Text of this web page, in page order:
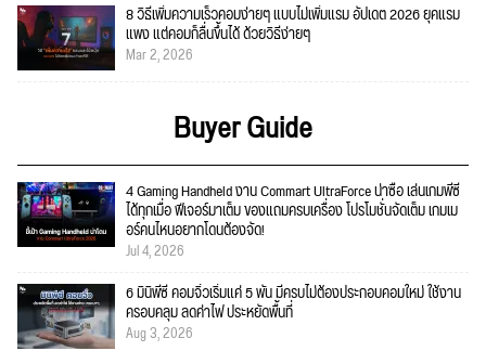
8 วิธีเพิ่มความเร็วคอมง่ายๆ แบบไม่เพิ่มแรม อัปเดต 2026 ยุคแรม
แพง แต่คอมก็ลื่นขึ้นได้ ด้วยวิธีง่ายๆ
Mar 2, 2026
Buyer Guide
4 Gaming Handheld งาน Commart UltraForce น่าซื้อ เล่นเกมพีซี
ได้ทุกเมื่อ ฟีเจอร์มาเต็ม ของแถมครบเครื่อง โปรโมชั่นจัดเต็ม เกมเม
อร์คนไหนอยากโดนต้องจัด!
Jul 4, 2026
6 มินิพีซี คอมจิ๋วเริ่มแค่ 5 พัน มีครบไม่ต้องประกอบคอมใหม่ ใช้งาน
ครอบคลุม ลดค่าไฟ ประหยัดพื้นที่
Aug 3, 2026